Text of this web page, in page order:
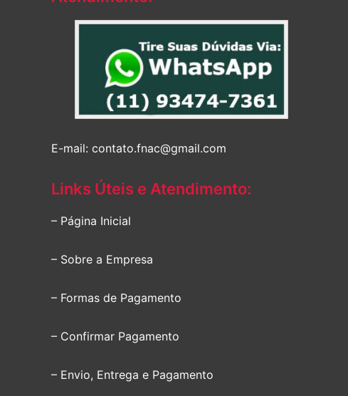
E-mail: contato.fnac@gmail.com
Links Úteis e Atendimento:
– Página Inicial
– Sobre a Empresa
– Formas de Pagamento
– Confirmar Pagamento
– Envio, Entrega e Pagamento